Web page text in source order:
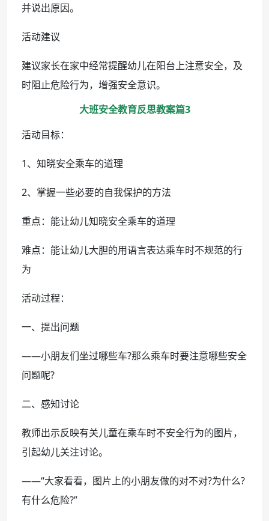
并说出原因。
活动建议
建议家长在家中经常提醒幼儿在阳台上注意安全，及
时阻止危险行为，增强安全意识。
大班安全教育反思教案篇3
活动目标：
1、知晓安全乘车的道理
2、掌握一些必要的自我保护的方法
重点：能让幼儿知晓安全乘车的道理
难点：能让幼儿大胆的用语言表达乘车时不规范的行
为
活动过程：
一、提出问题
——小朋友们坐过哪些车?那么乘车时要注意哪些安全
问题呢?
二、感知讨论
教师出示反映有关儿童在乘车时不安全行为的图片，
引起幼儿关注讨论。
——“大家看看，图片上的小朋友做的对不对?为什么?
有什么危险?”